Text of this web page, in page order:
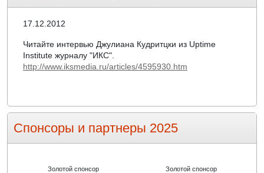
17.12.2012
Читайте интервью Джулиана Кудритцки из Uptime
Institute журналу "ИКС".
http://www.iksmedia.ru/articles/4595930.htm
Спонсоры и партнеры 2025
Золотой спонсор Золотой спонсор